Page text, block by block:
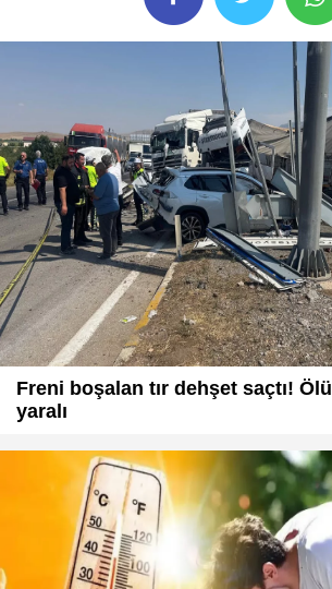
Freni boşalan tır dehşet saçtı!
yaralı